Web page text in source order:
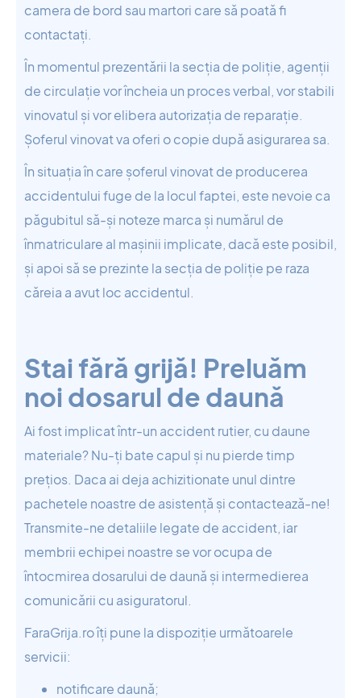
camera de bord sau martori care să poată fi
contactați.
În momentul prezentării la secția de poliție, agenții
de circulație vor încheia un proces verbal, vor stabili
vinovatul și vor elibera autorizația de reparație.
Șoferul vinovat va oferi o copie după asigurarea sa.
În situația în care șoferul vinovat de producerea
accidentului fuge de la locul faptei, este nevoie ca
păgubitul să-și noteze marca și numărul de
înmatriculare al mașinii implicate, dacă este posibil,
și apoi să se prezinte la secția de poliție pe raza
căreia a avut loc accidentul.
Stai fără grijă! Preluăm
noi dosarul de daună
Ai fost implicat într-un accident rutier, cu daune
materiale? Nu-ți bate capul și nu pierde timp
prețios. Daca ai deja achizitionate unul dintre
pachetele noastre de asistență și contactează-ne!
Transmite-ne detaliile legate de accident, iar
membrii echipei noastre se vor ocupa de
întocmirea dosarului de daună și intermedierea
comunicării cu asiguratorul.
FaraGrija.ro îți pune la dispoziție următoarele
servicii:
notificare daună;